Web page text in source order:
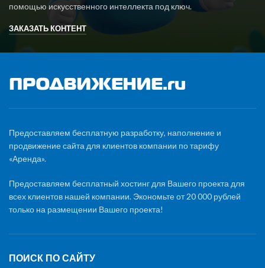
помощью искусственного интеллекта под ключ.
ЗАКАЗАТЬ КОНТЕНТ
Предоставляем бесплатную разработку, наполнение и
продвижение сайта для клиентов компании по тарифу
«Аренда».
Предоставляем бесплатный хостинг для Вашего проекта для
всех клиентов нашей компании. Экономьте от 20 000 рублей
только на размещении Вашего проекта!
ПОИСК ПО САЙТУ